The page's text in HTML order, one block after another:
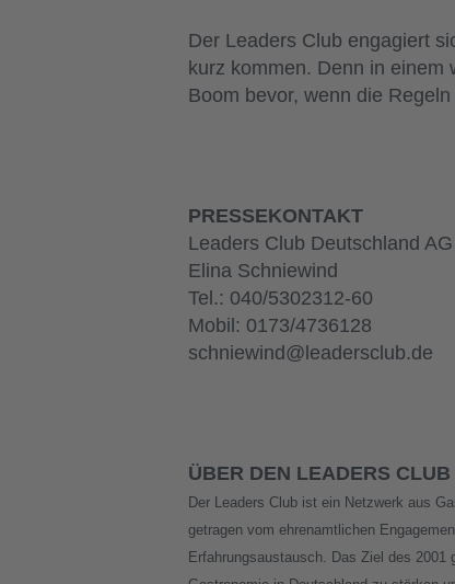
Der Leaders Club engagiert
kurz kommen. Denn in
Boom bevor, wenn die
PRESSEKONTAKT
Leaders Club Deutschland
Elina Schniewind
Tel.: 040/5302312-60
Mobil: 0173/4736128
schniewind@leadersclub.de
ÜBER DEN LEADERS CLUB
Der Leaders Club ist ein Netzwerk aus
getragen vom ehrenamtlichen
Erfahrungsaustausch. Das Ziel des